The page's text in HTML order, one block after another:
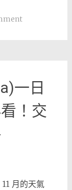
一日
！交
月的天氣